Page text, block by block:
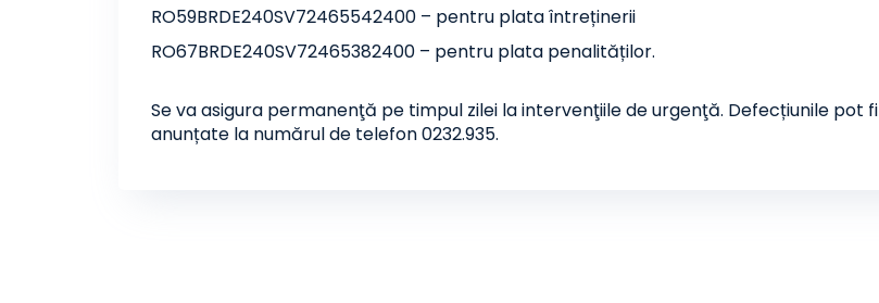
RO59BRDE240SV72465542400 – pentru plata întreținerii
RO67BRDE240SV72465382400 – pentru plata penalităților.
Se va asigura permanenţă pe timpul zilei la intervenţiile de urgenţă. Defecțiunile pot fi
anunțate la numărul de telefon 0232.935.